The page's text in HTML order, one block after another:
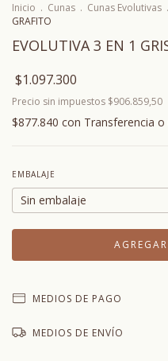
Inicio . Cunas . Cunas Evolutivas .
GRAFITO
EVOLUTIVA 3 EN 1
$1.097.300
Precio sin impuestos $906.859,50
$877.840 con Transferencia
EMBALAJE
MEDIOS DE PAGO
MEDIOS DE ENVÍO